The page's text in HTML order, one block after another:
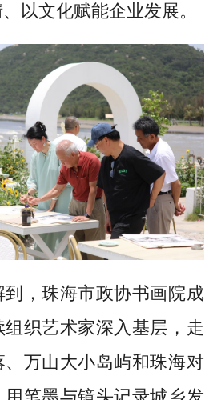
以文化赋能企业发展。
，珠海市政协书画院成
组织艺术家深入基层，走
万山大小岛屿和珠海对